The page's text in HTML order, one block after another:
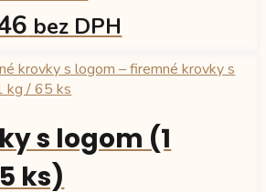
bez DPH
s logom (1
ks)